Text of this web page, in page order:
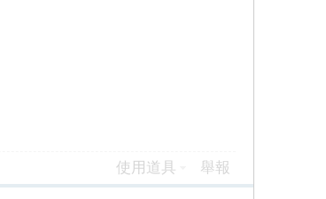
使用道具 舉報